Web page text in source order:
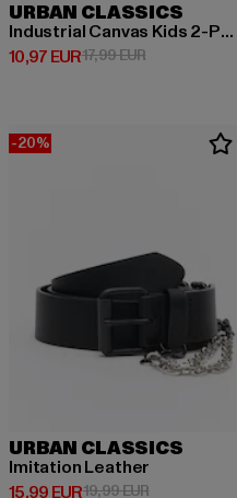
URBAN CLASSICS
Industrial Canvas Kids 2-Pack
10,97 EUR
Derzeitiger Preis: 10,97 EUR
17,99 EURAktionspreis:
-20%
URBAN CLASSICS
Imitation Leather
15,99 EUR
Derzeitiger Preis: 15,99 EUR
19,99 EURAktionspreis: